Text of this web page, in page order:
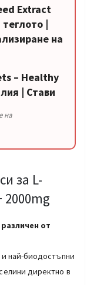
Extract
|
на
– Healthy
| Стави
на
за L-
2000mg
от
най-биодостъпни
директно в